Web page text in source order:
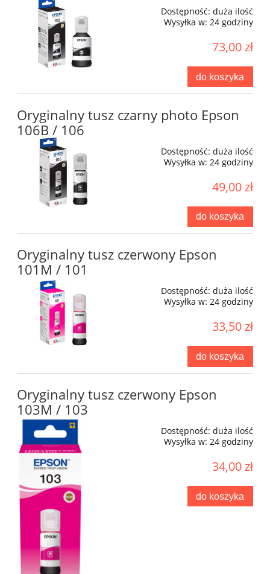
Dostępność: duża ilość
Wysyłka w: 24 godziny
73,00 zł
do koszyka
Oryginalny tusz czarny photo Epson
106B / 106
Dostępność: duża ilość
Wysyłka w: 24 godziny
49,00 zł
do koszyka
Oryginalny tusz czerwony Epson
101M / 101
Dostępność: duża ilość
Wysyłka w: 24 godziny
33,50 zł
do koszyka
Oryginalny tusz czerwony Epson
103M / 103
Dostępność: duża ilość
Wysyłka w: 24 godziny
34,00 zł
do koszyka